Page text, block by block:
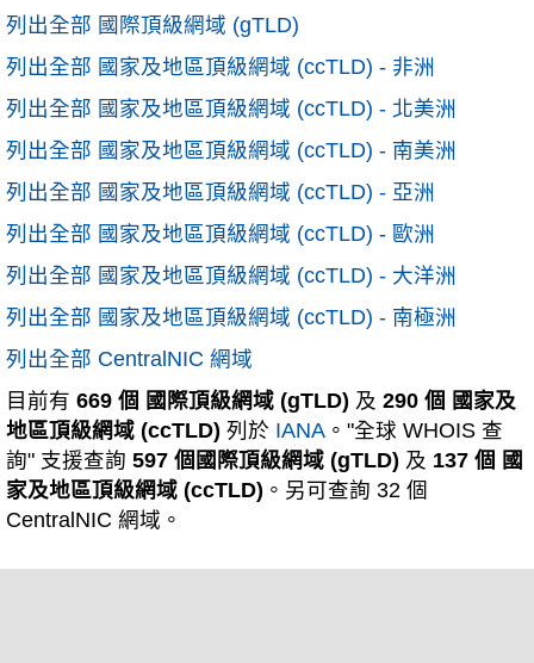
列出全部 國際頂級網域 (gTLD)
列出全部 國家及地區頂級網域 (ccTLD) - 非洲
列出全部 國家及地區頂級網域 (ccTLD) - 北美洲
列出全部 國家及地區頂級網域 (ccTLD) - 南美洲
列出全部 國家及地區頂級網域 (ccTLD) - 亞洲
列出全部 國家及地區頂級網域 (ccTLD) - 歐洲
列出全部 國家及地區頂級網域 (ccTLD) - 大洋洲
列出全部 國家及地區頂級網域 (ccTLD) - 南極洲
列出全部 CentralNIC 網域
目前有 669 個 國際頂級網域 (gTLD) 及 290 個 國家及
地區頂級網域 (ccTLD) 列於 IANA 。"全球 WHOIS 查
詢" 支援查詢 597 個國際頂級網域 (gTLD) 及 137 個 國
家及地區頂級網域 (ccTLD) 。另可查詢 32 個
CentralNIC 網域。